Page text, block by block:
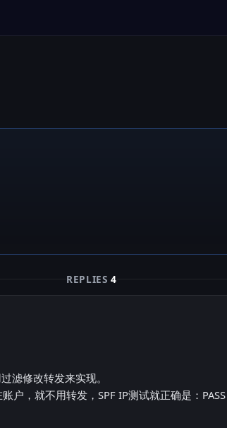
REPLIES4
滤修改转发来实现。
户，就不用转发，SPF IP测试就正确是：